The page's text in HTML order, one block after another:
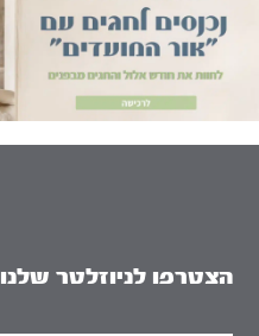
הצטרפו לניוזלטר שלנו